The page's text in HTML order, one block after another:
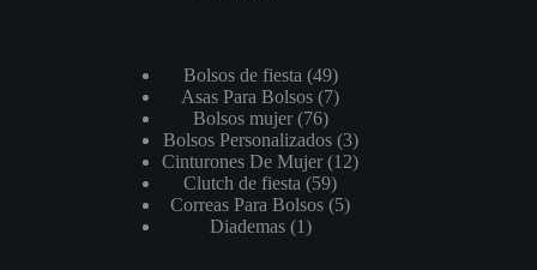
Bolsos de fiesta 4949
productos
Asas Para Bolsos 77
Bolsos mujer 7676
productos
Bolsos Personalizados 33
productos
Cinturones De Mujer 1212
Clutch de fiesta 5959
productos
Correas Para Bolsos 55
Diademas 11